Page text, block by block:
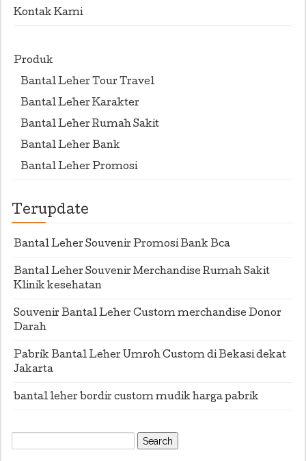
Kontak Kami
Produk
Bantal Leher Tour Travel
Bantal Leher Karakter
Bantal Leher Rumah Sakit
Bantal Leher Bank
Bantal Leher Promosi
Terupdate
Bantal Leher Souvenir Promosi Bank Bca
Bantal Leher Souvenir Merchandise Rumah Sakit
Klinik kesehatan
Souvenir Bantal Leher Custom merchandise Donor
Darah
Pabrik Bantal Leher Umroh Custom di Bekasi dekat
Jakarta
bantal leher bordir custom mudik harga pabrik
Search
for: